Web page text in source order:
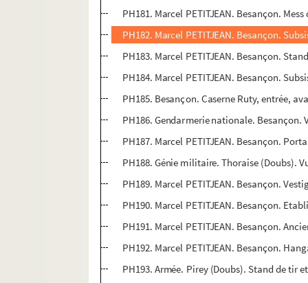
PH181. Marcel PETITJEAN. Besançon.
PH182. Marcel PETITJEAN. Besançon.
PH183. Marcel PETITJEAN. Besançon.
PH184. Marcel PETITJEAN. Besançon.
PH185. Besançon. Caserne Ruty, entrée,
PH186. Gendarmerie nationale.
PH187. Marcel PETITJEAN. Besançon.
PH188. Génie militaire. Thoraise (Doubs).
PH189. Marcel PETITJEAN. Besançon.
PH190. Marcel PETITJEAN. Besançon.
PH191. Marcel PETITJEAN. Besançon.
PH192. Marcel PETITJEAN. Besançon.
PH193. Armée. Pirey (Doubs). Stand de tir